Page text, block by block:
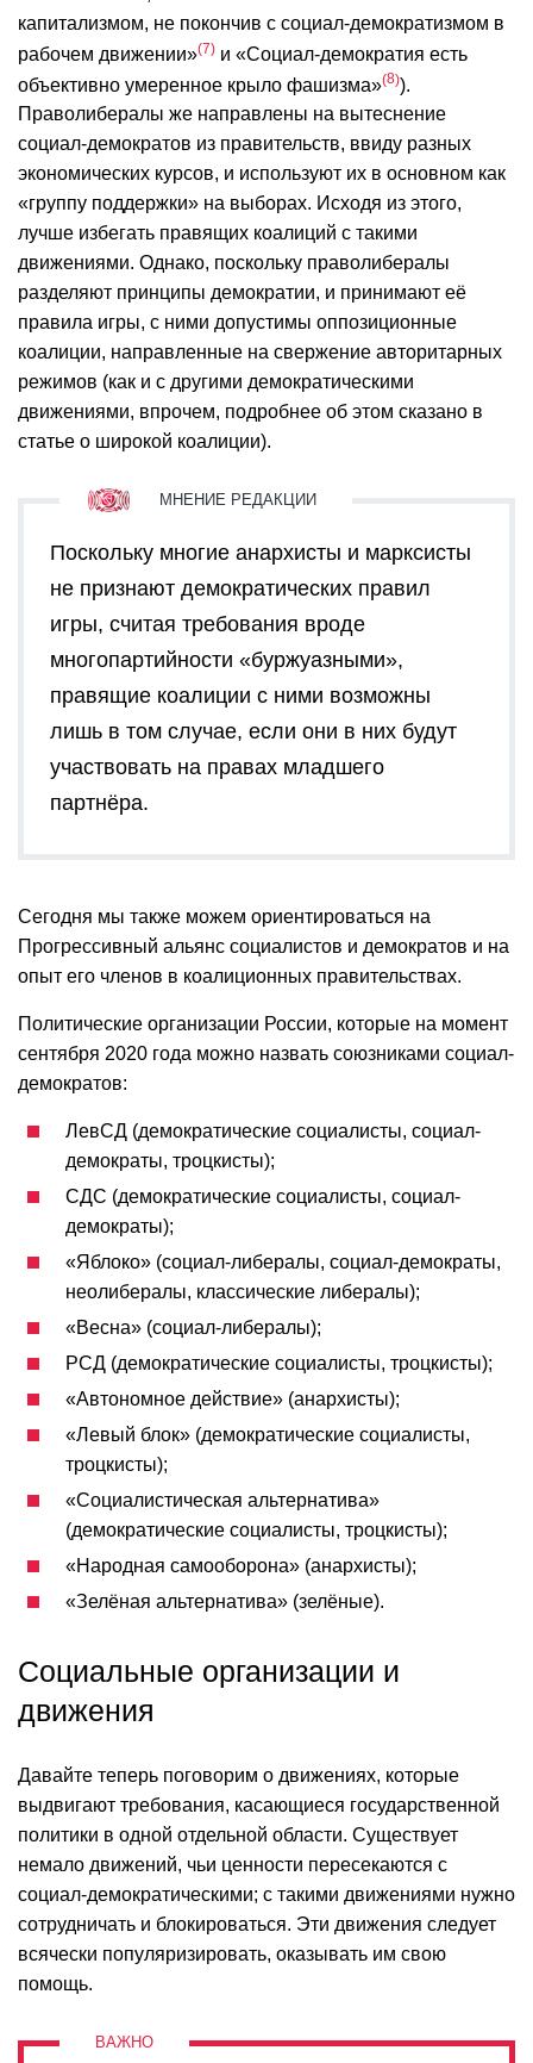
капитализмом, не покончив с социал-демократизмом в
рабочем движении» 7
и «Социал-демократия есть
объективно умеренное крыло фашизма» 8 ).
Праволибералы же направлены на вытеснение
социал-демократов из правительств, ввиду разных
экономических курсов, и используют их в основном как
«группу поддержки» на выборах. Исходя из этого,
лучше избегать правящих коалиций с такими
движениями. Однако, поскольку праволибералы
разделяют принципы демократии, и принимают её
правила игры, с ними допустимы оппозиционные
коалиции, направленные на свержение авторитарных
режимов (как и с другими демократическими
движениями, впрочем, подробнее об этом сказано в
статье о широкой коалиции).
Поскольку многие анархисты и марксисты
не признают демократических правил
игры, считая требования вроде
многопартийности «буржуазными»,
правящие коалиции с ними возможны
лишь в том случае, если они в них будут
участвовать на правах младшего
партнёра.
Сегодня мы также можем ориентироваться на
Прогрессивный альянс социалистов и демократов и на
опыт его членов в коалиционных правительствах.
Политические организации России, которые на момент
сентября 2020 года можно назвать союзниками социал-
демократов:
ЛевСД (демократические социалисты, социал-
демократы, троцкисты);
СДС (демократические социалисты, социал-
демократы);
«Яблоко» (социал-либералы, социал-демократы,
неолибералы, классические либералы);
«Весна» (социал-либералы);
РСД (демократические социалисты, троцкисты);
«Автономное действие» (анархисты);
«Левый блок» (демократические социалисты,
троцкисты);
«Социалистическая альтернатива»
(демократические социалисты, троцкисты);
«Народная самооборона» (анархисты);
«Зелёная альтернатива» (зелёные).
Социальные организации и
движения
Давайте теперь поговорим о движениях, которые
выдвигают требования, касающиеся государственной
политики в одной отдельной области. Существует
немало движений, чьи ценности пересекаются с
социал-демократическими; с такими движениями нужно
сотрудничать и блокироваться. Эти движения следует
всячески популяризировать, оказывать им свою
помощь.